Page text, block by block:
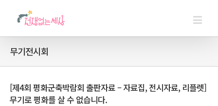
무기전시회
[제4회 평화군축박람회 출판자료 – 자료집, 전시자료, 리플렛]
무기로 평화를 살 수 없습니다.